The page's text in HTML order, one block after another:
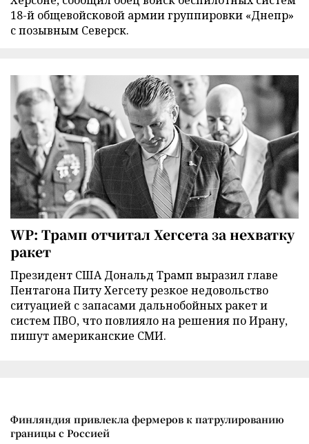
18-й общевойсковой армии группировки «Днепр»
с позывным Северск.
WP: Трамп отчитал Хегсета за нехватку
ракет
Президент США Дональд Трамп выразил главе
Пентагона Питу Хегсету резкое недовольство
ситуацией с запасами дальнобойных ракет и
систем ПВО, что повлияло на решения по Ирану,
пишут американские СМИ.
Финляндия привлекла фермеров к патрулированию
границы с Россией